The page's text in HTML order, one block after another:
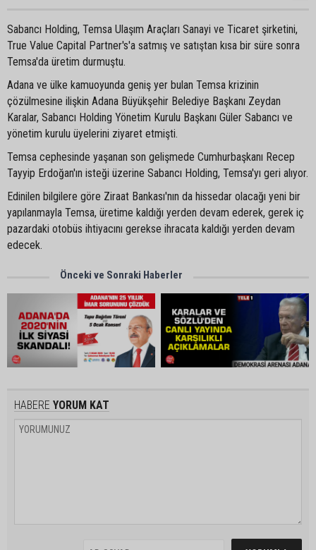
Sabancı Holding, Temsa Ulaşım Araçları Sanayi ve Ticaret şirketini,
True Value Capital Partner's'a satmış ve satıştan kısa bir süre sonra
Temsa'da üretim durmuştu.
Adana ve ülke kamuoyunda geniş yer bulan Temsa krizinin
çözülmesine ilişkin Adana Büyükşehir Belediye Başkanı Zeydan
Karalar, Sabancı Holding Yönetim Kurulu Başkanı Güler Sabancı ve
yönetim kurulu üyelerini ziyaret etmişti.
Temsa cephesinde yaşanan son gelişmede Cumhurbaşkanı Recep
Tayyip Erdoğan'ın isteği üzerine Sabancı Holding, Temsa'yı geri alıyor.
Edinilen bilgilere göre Ziraat Bankası'nın da hissedar olacağı yeni bir
yapılanmayla Temsa, üretime kaldığı yerden devam ederek, gerek iç
pazardaki otobüs ihtiyacını gerekse ihracata kaldığı yerden devam
edecek.
Önceki ve Sonraki Haberler
HABERE YORUM KAT